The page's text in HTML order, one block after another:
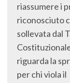
riassumere i
riconosciuto
sollevata dal
riguarda la
per chi viola il